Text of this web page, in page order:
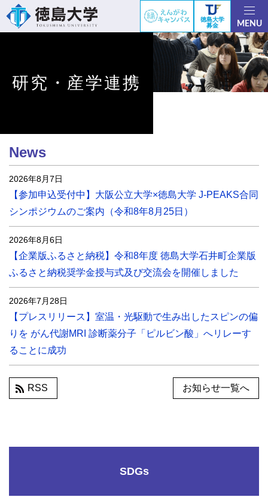
徳島大学
募金
MENU
研究・産学連携
News
2026年8月7日
【参加申込受付中】大阪公立大学×徳島大学 J-PEAKS合同
シンポジウムのご案内（令和8年8月25日）
2026年8月6日
【企業版ふるさと納税】令和8年度 徳島大学石井町企業版
ふるさと納税奨学金授与式及び交流会を開催しました
2026年7月28日
【プレスリリース】室温・光駆動で生み出したスピンの偏
りを がん代謝MRI 診断薬分子「ピルビン酸」へリレーす
ることに成功
RSS お知らせ一覧へ
SDGs